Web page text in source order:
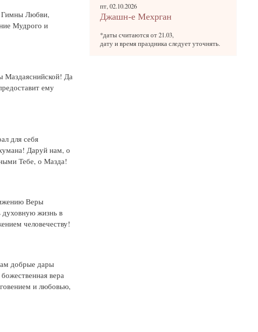
Гимны Любви,
Мудрого и
Маздаяснийской! Да
ему
для себя
Даруй нам, о
Тебе, о Мазда!
Веры
духовную жизнь в
человечеству!
добрые дары
вера
и любовью,
пт, 02.10.2026
Джашн-е Мехрган
*даты считаются от 21.03,
дату и время праздника следует уточнять.